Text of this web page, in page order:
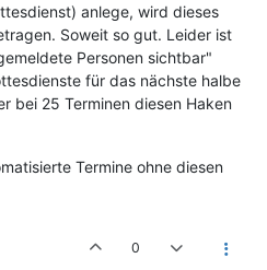
anlege, wird dieses
Soweit so gut. Leider ist
Personen sichtbar"
für das nächste halbe
bei 25 Terminen diesen Haken
Termine ohne diesen
0